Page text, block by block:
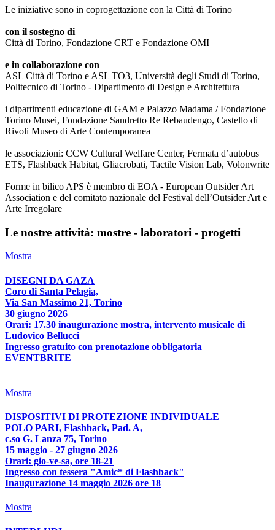
Le iniziative sono in coprogettazione con la Città di Torino
con il sostegno di
Città di Torino, Fondazione CRT e Fondazione OMI
e in collaborazione con
ASL Città di Torino e ASL TO3, Università degli Studi di Torino,
Politecnico di Torino - Dipartimento di Design e Architettura
i dipartimenti educazione di GAM e Palazzo Madama / Fondazione
Torino Musei, Fondazione Sandretto Re Rebaudengo, Castello di
Rivoli Museo di Arte Contemporanea
le associazioni: CCW Cultural Welfare Center, Fermata d’autobus
ETS, Flashback Habitat, Gliacrobati, Tactile Vision Lab, Volonwrite
Forme in bilico APS è membro di EOA - European Outsider Art
Association e del comitato nazionale del Festival dell’Outsider Art e
Arte Irregolare
Le nostre attività: mostre - laboratori - progetti
Mostra
DISEGNI DA GAZA
Coro di Santa Pelagia,
Via San Massimo 21, Torino
30 giugno 2026
Orari: 17.30 inaugurazione mostra, intervento musicale di
Ludovico Bellucci
Ingresso gratuito con prenotazione obbligatoria
EVENTBRITE
Mostra
DISPOSITIVI DI PROTEZIONE INDIVIDUALE
POLO PARI, Flashback, Pad. A,
c.so G. Lanza 75, Torino
15 maggio - 27 giugno 2026
Orari: gio-ve-sa, ore 18-21
Ingresso con tessera "Amic* di Flashback"
Inaugurazione 14 maggio 2026 ore 18
Mostra